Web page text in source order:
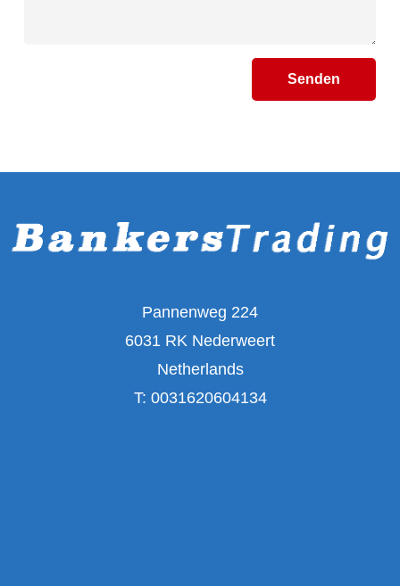
Senden
Pannenweg 224
6031 RK Nederweert
Netherlands
T: 0031620604134